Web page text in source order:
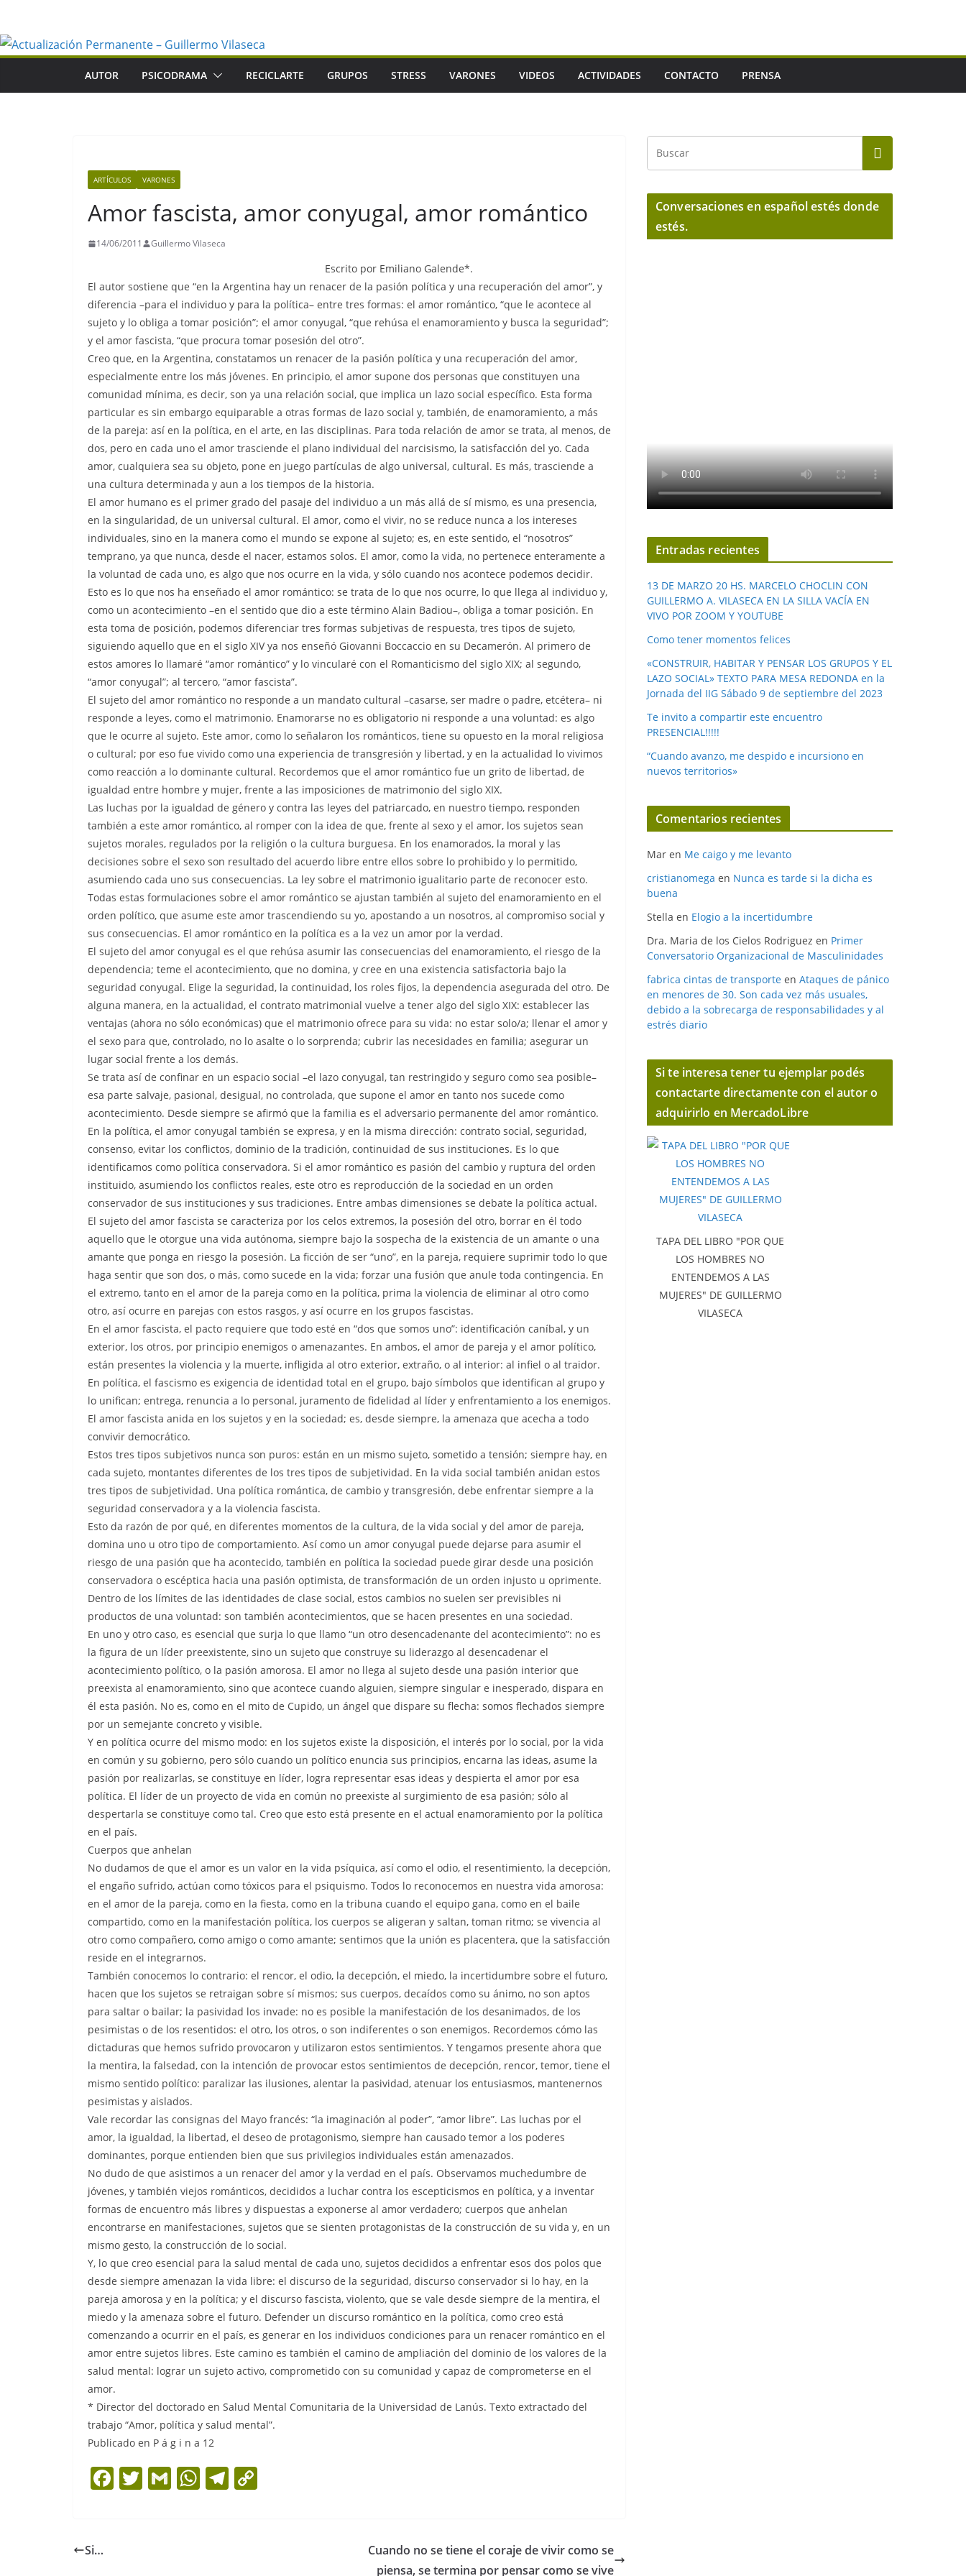
contenido
AUTOR PSICODRAMA RECICLARTE GRUPOS STRESS VARONES VIDEOS ACTIVIDADES CONTACTO PRENSA
ARTÍCULOS VARONES
Amor fascista, amor conyugal, amor romántico
14/06/2011 Guillermo Vilaseca
Escrito por Emiliano Galende*.
El autor sostiene que “en la Argentina hay un renacer de la pasión política y una recuperación del amor”, y
diferencia –para el individuo y para la política– entre tres formas: el amor romántico, “que le acontece al
sujeto y lo obliga a tomar posición”; el amor conyugal, “que rehúsa el enamoramiento y busca la seguridad”;
y el amor fascista, “que procura tomar posesión del otro”.
Creo que, en la Argentina, constatamos un renacer de la pasión política y una recuperación del amor,
especialmente entre los más jóvenes. En principio, el amor supone dos personas que constituyen una
comunidad mínima, es decir, son ya una relación social, que implica un lazo social específico. Esta forma
particular es sin embargo equiparable a otras formas de lazo social y, también, de enamoramiento, a más
de la pareja: así en la política, en el arte, en las disciplinas. Para toda relación de amor se trata, al menos, de
dos, pero en cada uno el amor trasciende el plano individual del narcisismo, la satisfacción del yo. Cada
amor, cualquiera sea su objeto, pone en juego partículas de algo universal, cultural. Es más, trasciende a
una cultura determinada y aun a los tiempos de la historia.
El amor humano es el primer grado del pasaje del individuo a un más allá de sí mismo, es una presencia,
en la singularidad, de un universal cultural. El amor, como el vivir, no se reduce nunca a los intereses
individuales, sino en la manera como el mundo se expone al sujeto; es, en este sentido, el “nosotros”
temprano, ya que nunca, desde el nacer, estamos solos. El amor, como la vida, no pertenece enteramente a
la voluntad de cada uno, es algo que nos ocurre en la vida, y sólo cuando nos acontece podemos decidir.
Esto es lo que nos ha enseñado el amor romántico: se trata de lo que nos ocurre, lo que llega al individuo y,
como un acontecimiento –en el sentido que dio a este término Alain Badiou–, obliga a tomar posición. En
esta toma de posición, podemos diferenciar tres formas subjetivas de respuesta, tres tipos de sujeto,
siguiendo aquello que en el siglo XIV ya nos enseñó Giovanni Boccaccio en su Decamerón. Al primero de
estos amores lo llamaré “amor romántico” y lo vincularé con el Romanticismo del siglo XIX; al segundo,
“amor conyugal”; al tercero, “amor fascista”.
El sujeto del amor romántico no responde a un mandato cultural –casarse, ser madre o padre, etcétera– ni
responde a leyes, como el matrimonio. Enamorarse no es obligatorio ni responde a una voluntad: es algo
que le ocurre al sujeto. Este amor, como lo señalaron los románticos, tiene su opuesto en la moral religiosa
o cultural; por eso fue vivido como una experiencia de transgresión y libertad, y en la actualidad lo vivimos
como reacción a lo dominante cultural. Recordemos que el amor romántico fue un grito de libertad, de
igualdad entre hombre y mujer, frente a las imposiciones de matrimonio del siglo XIX.
Las luchas por la igualdad de género y contra las leyes del patriarcado, en nuestro tiempo, responden
también a este amor romántico, al romper con la idea de que, frente al sexo y el amor, los sujetos sean
sujetos morales, regulados por la religión o la cultura burguesa. En los enamorados, la moral y las
decisiones sobre el sexo son resultado del acuerdo libre entre ellos sobre lo prohibido y lo permitido,
asumiendo cada uno sus consecuencias. La ley sobre el matrimonio igualitario parte de reconocer esto.
Todas estas formulaciones sobre el amor romántico se ajustan también al sujeto del enamoramiento en el
orden político, que asume este amor trascendiendo su yo, apostando a un nosotros, al compromiso social y
sus consecuencias. El amor romántico en la política es a la vez un amor por la verdad.
El sujeto del amor conyugal es el que rehúsa asumir las consecuencias del enamoramiento, el riesgo de la
dependencia; teme el acontecimiento, que no domina, y cree en una existencia satisfactoria bajo la
seguridad conyugal. Elige la seguridad, la continuidad, los roles fijos, la dependencia asegurada del otro. De
alguna manera, en la actualidad, el contrato matrimonial vuelve a tener algo del siglo XIX: establecer las
ventajas (ahora no sólo económicas) que el matrimonio ofrece para su vida: no estar solo/a; llenar el amor y
el sexo para que, controlado, no lo asalte o lo sorprenda; cubrir las necesidades en familia; asegurar un
lugar social frente a los demás.
Se trata así de confinar en un espacio social –el lazo conyugal, tan restringido y seguro como sea posible–
esa parte salvaje, pasional, desigual, no controlada, que supone el amor en tanto nos sucede como
acontecimiento. Desde siempre se afirmó que la familia es el adversario permanente del amor romántico.
En la política, el amor conyugal también se expresa, y en la misma dirección: contrato social, seguridad,
consenso, evitar los conflictos, dominio de la tradición, continuidad de sus instituciones. Es lo que
identificamos como política conservadora. Si el amor romántico es pasión del cambio y ruptura del orden
instituido, asumiendo los conflictos reales, este otro es reproducción de la sociedad en un orden
conservador de sus instituciones y sus tradiciones. Entre ambas dimensiones se debate la política actual.
El sujeto del amor fascista se caracteriza por los celos extremos, la posesión del otro, borrar en él todo
aquello que le otorgue una vida autónoma, siempre bajo la sospecha de la existencia de un amante o una
amante que ponga en riesgo la posesión. La ficción de ser “uno”, en la pareja, requiere suprimir todo lo que
haga sentir que son dos, o más, como sucede en la vida; forzar una fusión que anule toda contingencia. En
el extremo, tanto en el amor de la pareja como en la política, prima la violencia de eliminar al otro como
otro, así ocurre en parejas con estos rasgos, y así ocurre en los grupos fascistas.
En el amor fascista, el pacto requiere que todo esté en “dos que somos uno”: identificación caníbal, y un
exterior, los otros, por principio enemigos o amenazantes. En ambos, el amor de pareja y el amor político,
están presentes la violencia y la muerte, infligida al otro exterior, extraño, o al interior: al infiel o al traidor.
En política, el fascismo es exigencia de identidad total en el grupo, bajo símbolos que identifican al grupo y
lo unifican; entrega, renuncia a lo personal, juramento de fidelidad al líder y enfrentamiento a los enemigos.
El amor fascista anida en los sujetos y en la sociedad; es, desde siempre, la amenaza que acecha a todo
convivir democrático.
Estos tres tipos subjetivos nunca son puros: están en un mismo sujeto, sometido a tensión; siempre hay, en
cada sujeto, montantes diferentes de los tres tipos de subjetividad. En la vida social también anidan estos
tres tipos de subjetividad. Una política romántica, de cambio y transgresión, debe enfrentar siempre a la
seguridad conservadora y a la violencia fascista.
Esto da razón de por qué, en diferentes momentos de la cultura, de la vida social y del amor de pareja,
domina uno u otro tipo de comportamiento. Así como un amor conyugal puede dejarse para asumir el
riesgo de una pasión que ha acontecido, también en política la sociedad puede girar desde una posición
conservadora o escéptica hacia una pasión optimista, de transformación de un orden injusto u oprimente.
Dentro de los límites de las identidades de clase social, estos cambios no suelen ser previsibles ni
productos de una voluntad: son también acontecimientos, que se hacen presentes en una sociedad.
En uno y otro caso, es esencial que surja lo que llamo “un otro desencadenante del acontecimiento”: no es
la figura de un líder preexistente, sino un sujeto que construye su liderazgo al desencadenar el
acontecimiento político, o la pasión amorosa. El amor no llega al sujeto desde una pasión interior que
preexista al enamoramiento, sino que acontece cuando alguien, siempre singular e inesperado, dispara en
él esta pasión. No es, como en el mito de Cupido, un ángel que dispare su flecha: somos flechados siempre
por un semejante concreto y visible.
Y en política ocurre del mismo modo: en los sujetos existe la disposición, el interés por lo social, por la vida
en común y su gobierno, pero sólo cuando un político enuncia sus principios, encarna las ideas, asume la
pasión por realizarlas, se constituye en líder, logra representar esas ideas y despierta el amor por esa
política. El líder de un proyecto de vida en común no preexiste al surgimiento de esa pasión; sólo al
despertarla se constituye como tal. Creo que esto está presente en el actual enamoramiento por la política
en el país.
Cuerpos que anhelan
No dudamos de que el amor es un valor en la vida psíquica, así como el odio, el resentimiento, la decepción,
el engaño sufrido, actúan como tóxicos para el psiquismo. Todos lo reconocemos en nuestra vida amorosa:
en el amor de la pareja, como en la fiesta, como en la tribuna cuando el equipo gana, como en el baile
compartido, como en la manifestación política, los cuerpos se aligeran y saltan, toman ritmo; se vivencia al
otro como compañero, como amigo o como amante; sentimos que la unión es placentera, que la satisfacción
reside en el integrarnos.
También conocemos lo contrario: el rencor, el odio, la decepción, el miedo, la incertidumbre sobre el futuro,
hacen que los sujetos se retraigan sobre sí mismos; sus cuerpos, decaídos como su ánimo, no son aptos
para saltar o bailar; la pasividad los invade: no es posible la manifestación de los desanimados, de los
pesimistas o de los resentidos: el otro, los otros, o son indiferentes o son enemigos. Recordemos cómo las
dictaduras que hemos sufrido provocaron y utilizaron estos sentimientos. Y tengamos presente ahora que
la mentira, la falsedad, con la intención de provocar estos sentimientos de decepción, rencor, temor, tiene el
mismo sentido político: paralizar las ilusiones, alentar la pasividad, atenuar los entusiasmos, mantenernos
pesimistas y aislados.
Vale recordar las consignas del Mayo francés: “la imaginación al poder”, “amor libre”. Las luchas por el
amor, la igualdad, la libertad, el deseo de protagonismo, siempre han causado temor a los poderes
dominantes, porque entienden bien que sus privilegios individuales están amenazados.
No dudo de que asistimos a un renacer del amor y la verdad en el país. Observamos muchedumbre de
jóvenes, y también viejos románticos, decididos a luchar contra los escepticismos en política, y a inventar
formas de encuentro más libres y dispuestas a exponerse al amor verdadero; cuerpos que anhelan
encontrarse en manifestaciones, sujetos que se sienten protagonistas de la construcción de su vida y, en un
mismo gesto, la construcción de lo social.
Y, lo que creo esencial para la salud mental de cada uno, sujetos decididos a enfrentar esos dos polos que
desde siempre amenazan la vida libre: el discurso de la seguridad, discurso conservador si lo hay, en la
pareja amorosa y en la política; y el discurso fascista, violento, que se vale desde siempre de la mentira, el
miedo y la amenaza sobre el futuro. Defender un discurso romántico en la política, como creo está
comenzando a ocurrir en el país, es generar en los individuos condiciones para un renacer romántico en el
amor entre sujetos libres. Este camino es también el camino de ampliación del dominio de los valores de la
salud mental: lograr un sujeto activo, comprometido con su comunidad y capaz de comprometerse en el
amor.
* Director del doctorado en Salud Mental Comunitaria de la Universidad de Lanús. Texto extractado del
trabajo “Amor, política y salud mental”.
Publicado en P á g i n a 12
F T G W T
Si…
Cuando no se tiene el coraje de vivir como se
piensa, se termina por pensar como se vive
Conversaciones en español estés donde
estés.
Entradas recientes
13 DE MARZO 20 HS. MARCELO CHOCLIN CON
GUILLERMO A. VILASECA EN LA SILLA VACÍA EN
VIVO POR ZOOM Y YOUTUBE
Como tener momentos felices
«CONSTRUIR, HABITAR Y PENSAR LOS GRUPOS Y EL
LAZO SOCIAL» TEXTO PARA MESA REDONDA en la
Jornada del IIG Sábado 9 de septiembre del 2023
Te invito a compartir este encuentro
PRESENCIAL!!!!!
“Cuando avanzo, me despido e incursiono en
nuevos territorios»
Comentarios recientes
Mar en Me caigo y me levanto
cristianomega en Nunca es tarde si la dicha es
buena
Stella en Elogio a la incertidumbre
Dra. Maria de los Cielos Rodriguez en Primer
Conversatorio Organizacional de Masculinidades
fabrica cintas de transporte en Ataques de pánico
en menores de 30. Son cada vez más usuales,
debido a la sobrecarga de responsabilidades y al
estrés diario
Si te interesa tener tu ejemplar podés
contactarte directamente con el autor o
adquirirlo en MercadoLibre
TAPA DEL LIBRO "POR QUE
LOS HOMBRES NO
ENTENDEMOS A LAS
MUJERES" DE GUILLERMO
VILASECA